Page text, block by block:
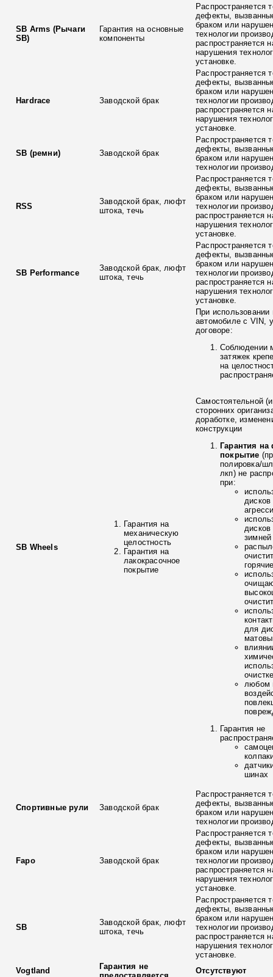
SB Arms (Рычаги
SB)
Гарантия на основные
компоненты
Распространяется
дефекты,
браком или
технологии
распространяется
нарушения
установке.
Hardrace Заводской брак
Распространяется
дефекты,
браком или
технологии
распространяется
нарушения
установке.
SB (ремни) Заводской брак
Распространяется
дефекты,
браком или
технологии
RSS
Заводской брак, люфт
штока, течь
Распространяется
дефекты,
браком или
технологии
распространяется
нарушения
установке.
SB Performance
Заводской брак, люфт
штока, течь
Распространяется
дефекты,
браком или
технологии
распространяется
нарушения
установке.
SB Wheels
Гарантия на
механическую
целостность
Гарантия на
лакокрасочное
покрытие
При использовании
автомобиле с VIN,
договоре:
Соблюдении
затяжек
на
Самостоятельной
сторонних
доработке,
конструкции
Гарантия
покрытие
полировка/
лкп) не
при:
зимней
для
любом
Гарантия не
шинах
Спортивные рули Заводской брак
Распространяется
дефекты,
браком или
технологии
Fapo Заводской брак
Распространяется
дефекты,
браком или
технологии
распространяется
нарушения
установке.
SB
Заводской брак, люфт
штока, течь
Распространяется
дефекты,
браком или
технологии
распространяется
нарушения
установке.
Vogtland
Гарантия не
Отсутствуют